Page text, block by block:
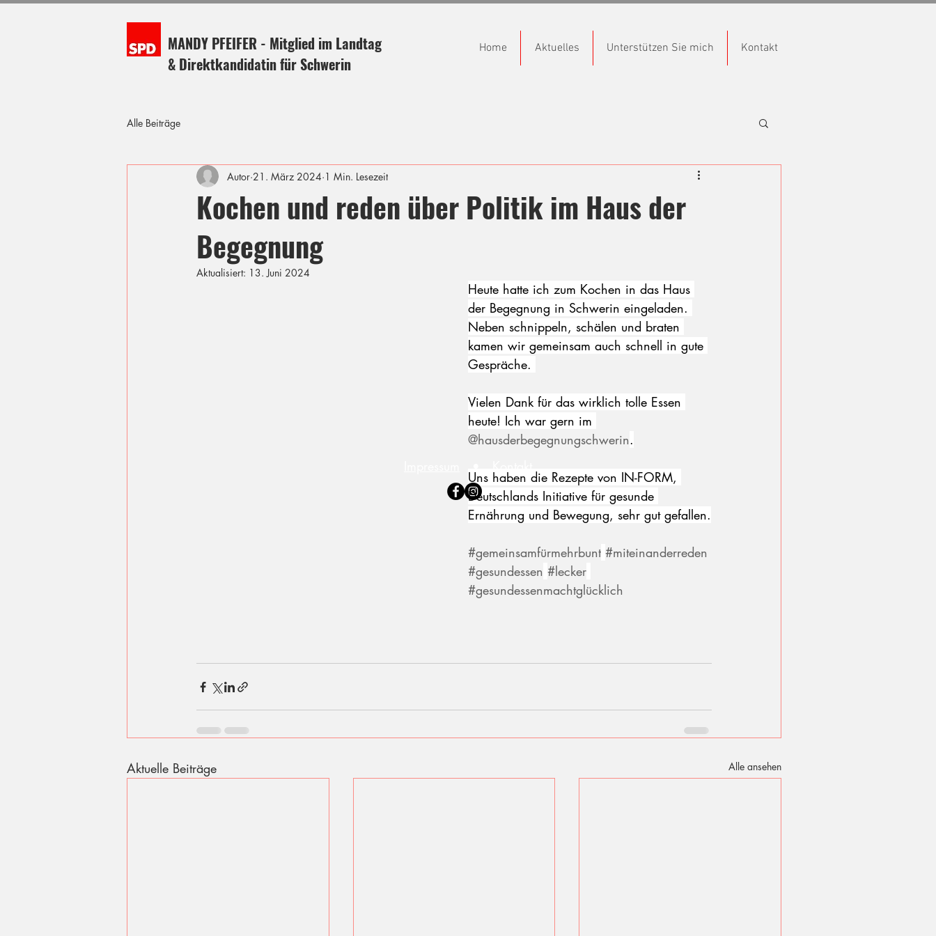
MANDY PFEIFER - Mitglied im Landtag
& Direktkandidatin für Schwerin
Home Aktuelles Unterstützen Sie mich Kontakt
Alle Beiträge
Kochen und reden über Politik im Haus der
Begegnung
Autor 21. März 2024 1 Min. Lesezeit
Aktualisiert: 13. Juni 2024
Heute hatte ich zum Kochen in das Haus
der Begegnung in Schwerin eingeladen.
Neben schnippeln, schälen und braten
kamen wir gemeinsam auch schnell in gute
Gespräche.
Vielen Dank für das wirklich tolle Essen
heute! Ich war gern im
@hausderbegegnungschwerin.
Uns haben die Rezepte von IN-FORM,
Deutschlands Initiative für gesunde
Ernährung und Bewegung, sehr gut gefallen.
#gemeinsamfürmehrbunt #miteinanderreden
#gesundessen #lecker
#gesundessenmachtglücklich
Aktuelle Beiträge Alle ansehen